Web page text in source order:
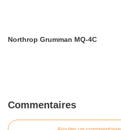
Northrop Grumman MQ-4C
Commentaires